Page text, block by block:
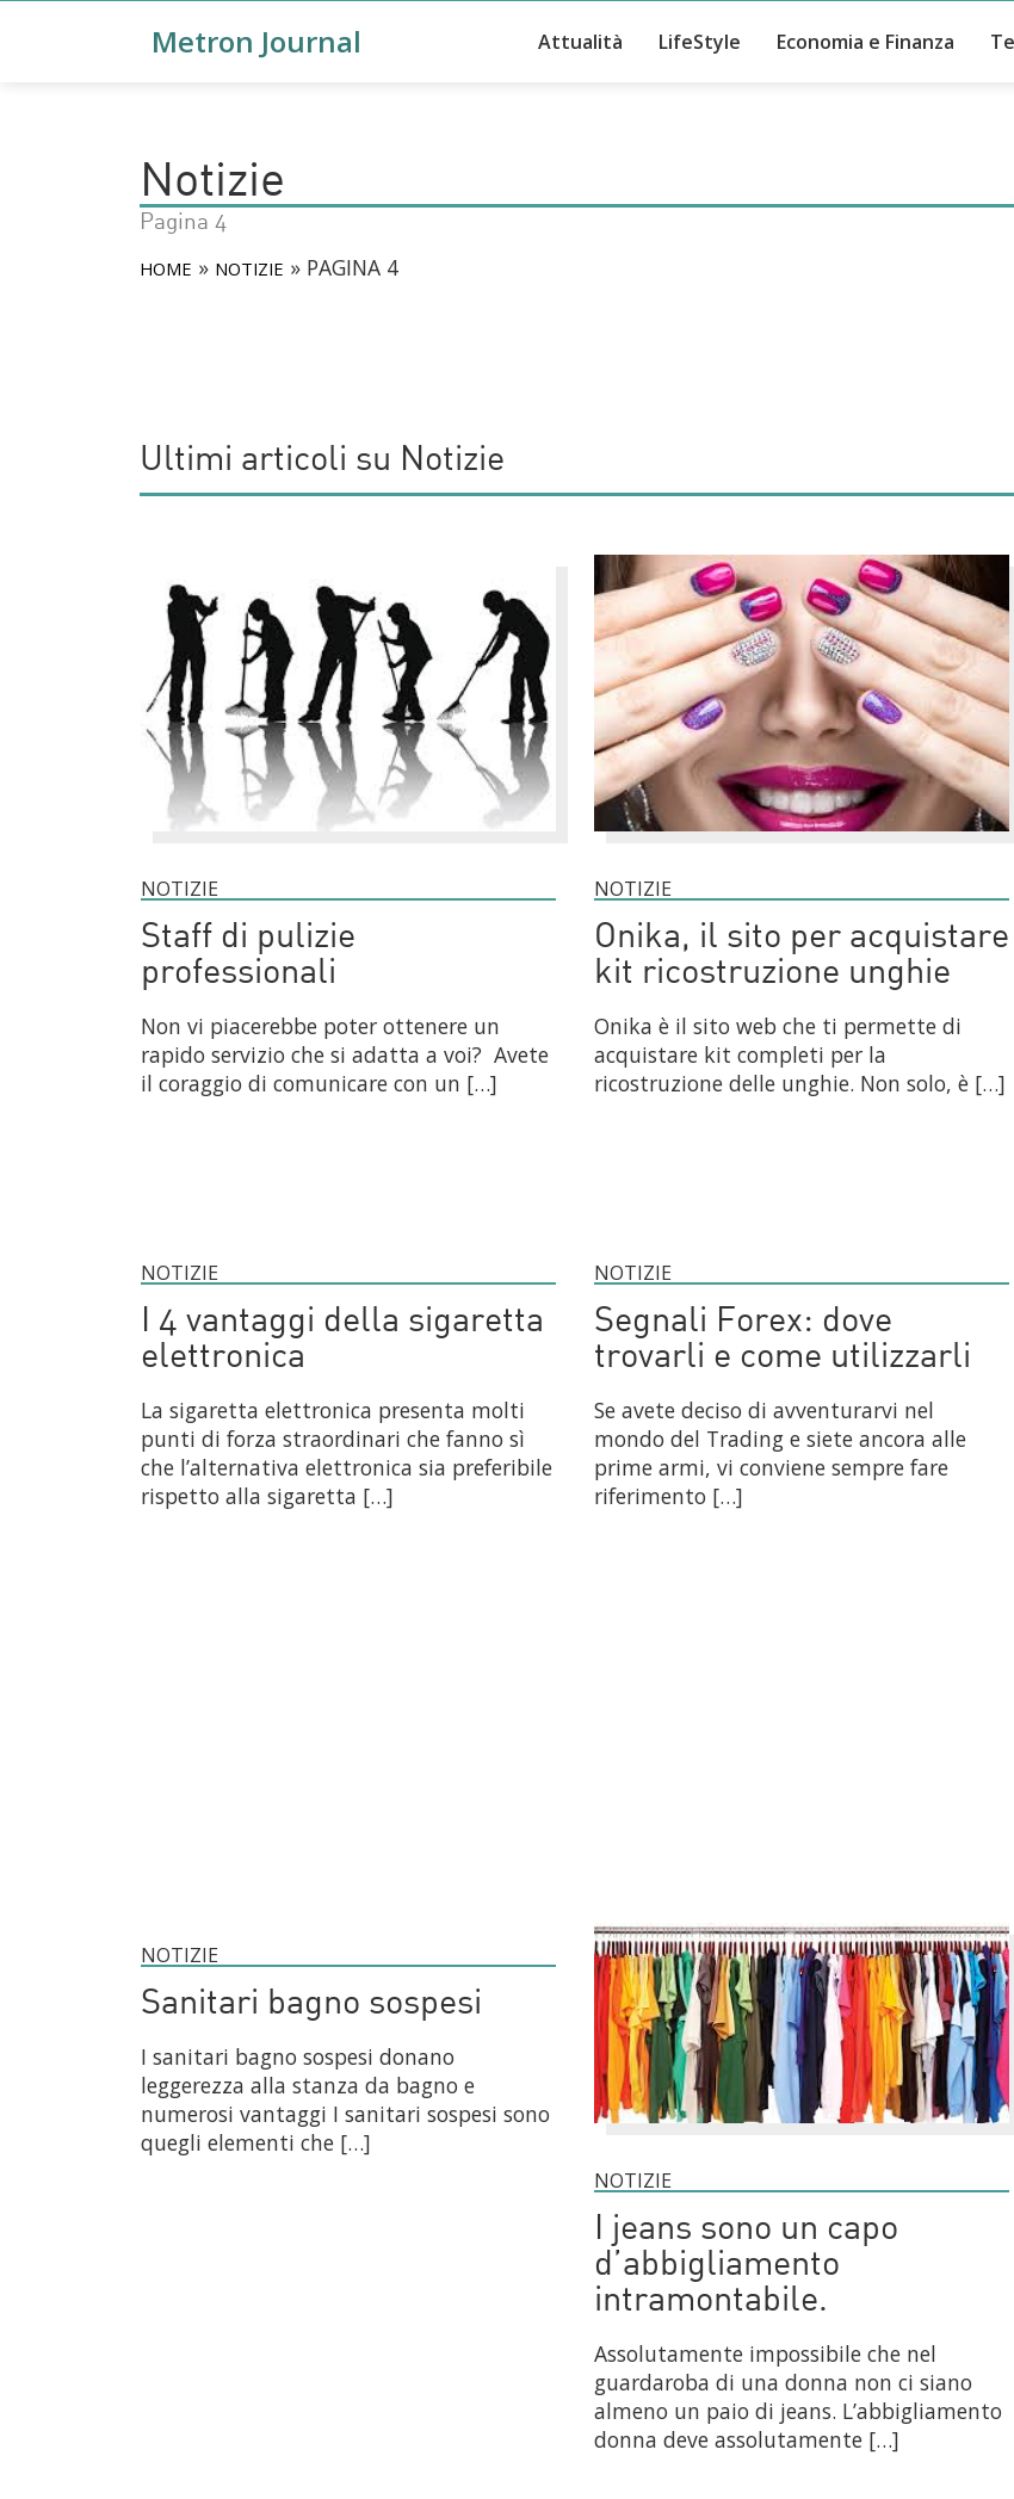
Metron Journal Attualità LifeStyle Economia e Finanza
Notizie
Pagina 4
HOME » NOTIZIE » PAGINA 4
Ultimi articoli su Notizie
NOTIZIE
Staff di pulizie
professionali
Non vi piacerebbe poter ottenere un
rapido servizio che si adatta a voi? Avete
il coraggio di comunicare con un […]
NOTIZIE
Onika, il sito per acquistare
kit ricostruzione unghie
Onika è il sito web che ti permette di
acquistare kit completi per la
ricostruzione delle unghie. Non solo, è […]
NOTIZIE
I 4 vantaggi della sigaretta
elettronica
La sigaretta elettronica presenta molti
punti di forza straordinari che fanno sì
che l’alternativa elettronica sia preferibile
rispetto alla sigaretta […]
NOTIZIE
Segnali Forex: dove
trovarli e come utilizzarli
Se avete deciso di avventurarvi nel
mondo del Trading e siete ancora alle
prime armi, vi conviene sempre fare
riferimento […]
NOTIZIE
Sanitari bagno sospesi
I sanitari bagno sospesi donano
leggerezza alla stanza da bagno e
numerosi vantaggi I sanitari sospesi sono
quegli elementi che […]
NOTIZIE
I jeans sono un capo
d’abbigliamento
intramontabile.
Assolutamente impossibile che nel
guardaroba di una donna non ci siano
almeno un paio di jeans. L’abbigliamento
donna deve assolutamente […]